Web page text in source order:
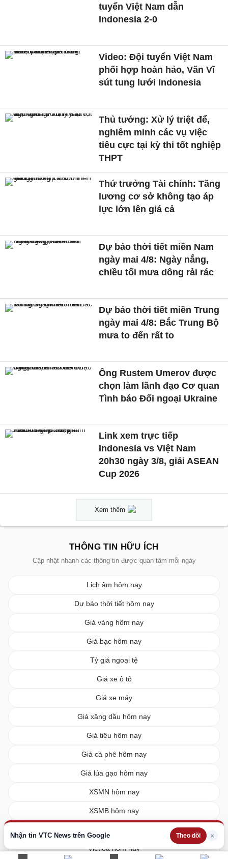
Nhận tin VTC News trên Google Theo dõi ×
tuyển Việt Nam dẫn
Indonesia 2-0
Video: Đội tuyển Việt Nam
phối hợp hoàn hảo, Văn Vĩ
sút tung lưới Indonesia
Thủ tướng: Xử lý triệt để,
nghiêm minh các vụ việc
tiêu cực tại kỳ thi tốt nghiệp
THPT
Thứ trưởng Tài chính: Tăng
lương cơ sở không tạo áp
lực lớn lên giá cả
Dự báo thời tiết miền Nam
ngày mai 4/8: Ngày nắng,
chiều tối mưa dông rải rác
Dự báo thời tiết miền Trung
ngày mai 4/8: Bắc Trung Bộ
mưa to đến rất to
Ông Rustem Umerov được
chọn làm lãnh đạo Cơ quan
Tình báo Đối ngoại Ukraine
Link xem trực tiếp
Indonesia vs Việt Nam
20h30 ngày 3/8, giải ASEAN
Cup 2026
Xem thêm
THÔNG TIN HỮU ÍCH
Cập nhật nhanh các thông tin được quan tâm mỗi ngày
Lịch âm hôm nay
Dự báo thời tiết hôm nay
Giá vàng hôm nay
Giá bạc hôm nay
Tỷ giá ngoại tệ
Giá xe ô tô
Giá xe máy
Giá xăng dầu hôm nay
Giá tiêu hôm nay
Giá cà phê hôm nay
Giá lúa gạo hôm nay
XSMN hôm nay
XSMB hôm nay
Vietlott hôm nay